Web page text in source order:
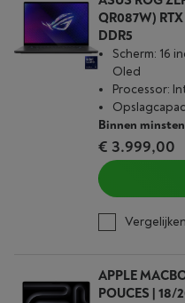
QR087W)
DDR5
Scherm: 16
Oled
Processor:
Binnen
€ 3.999,00
Vergelijken
APPLE
POUCES | 18/